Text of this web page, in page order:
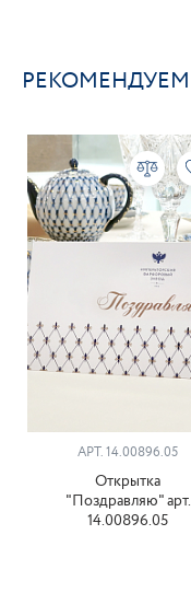
РЕКОМЕНДУЕМ
АРТ. 14.00896.05
Открытка
"Поздравляю" арт.
14.00896.05